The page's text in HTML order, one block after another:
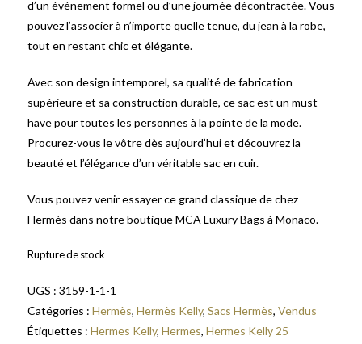
d’un événement formel ou d’une journée décontractée. Vous
pouvez l’associer à n’importe quelle tenue, du jean à la robe,
tout en restant chic et élégante.
Avec son design intemporel, sa qualité de fabrication
supérieure et sa construction durable, ce sac est un must-
have pour toutes les personnes à la pointe de la mode.
Procurez-vous le vôtre dès aujourd’hui et découvrez la
beauté et l’élégance d’un véritable sac en cuir.
Vous pouvez venir essayer ce grand classique de chez
Hermès dans notre boutique MCA Luxury Bags à Monaco.
Rupture de stock
UGS : 3159-1-1-1
Catégories : Hermès, Hermès Kelly, Sacs Hermès, Vendus
Étiquettes : Hermes Kelly, Hermes, Hermes Kelly 25